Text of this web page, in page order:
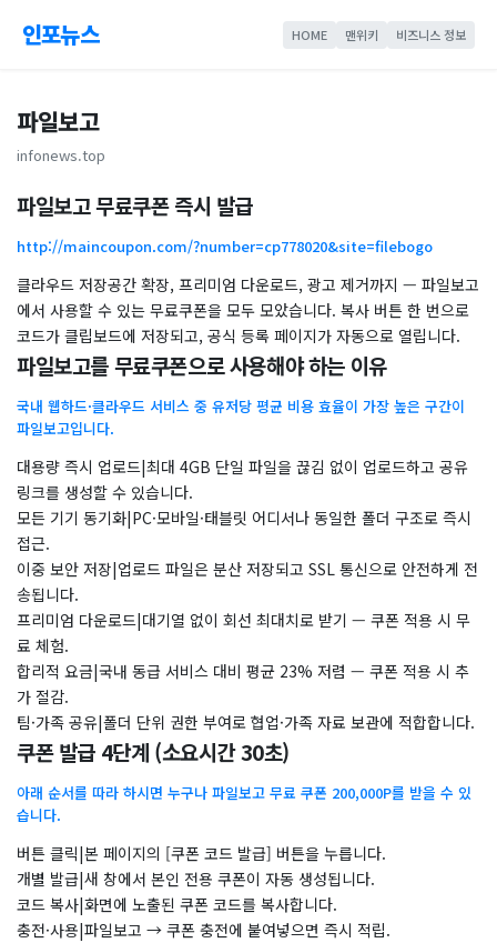
인포뉴스 HOME 맨위키 비즈니스 정보
파일보고
infonews.top
파일보고 무료쿠폰 즉시 발급
http://maincoupon.com/?number=cp778020&site=filebogo
클라우드 저장공간 확장, 프리미엄 다운로드, 광고 제거까지 — 파일보고
에서 사용할 수 있는 무료쿠폰을 모두 모았습니다. 복사 버튼 한 번으로
코드가 클립보드에 저장되고, 공식 등록 페이지가 자동으로 열립니다.
파일보고를 무료쿠폰으로 사용해야 하는 이유
국내 웹하드·클라우드 서비스 중 유저당 평균 비용 효율이 가장 높은 구간이
파일보고입니다.
대용량 즉시 업로드|최대 4GB 단일 파일을 끊김 없이 업로드하고 공유
링크를 생성할 수 있습니다.
모든 기기 동기화|PC·모바일·태블릿 어디서나 동일한 폴더 구조로 즉시
접근.
이중 보안 저장|업로드 파일은 분산 저장되고 SSL 통신으로 안전하게 전
송됩니다.
프리미엄 다운로드|대기열 없이 회선 최대치로 받기 — 쿠폰 적용 시 무
료 체험.
합리적 요금|국내 동급 서비스 대비 평균 23% 저렴 — 쿠폰 적용 시 추
가 절감.
팀·가족 공유|폴더 단위 권한 부여로 협업·가족 자료 보관에 적합합니다.
쿠폰 발급 4단계 (소요시간 30초)
아래 순서를 따라 하시면 누구나 파일보고 무료 쿠폰 200,000P를 받을 수 있
습니다.
버튼 클릭|본 페이지의 [쿠폰 코드 발급] 버튼을 누릅니다.
개별 발급|새 창에서 본인 전용 쿠폰이 자동 생성됩니다.
코드 복사|화면에 노출된 쿠폰 코드를 복사합니다.
충전·사용|파일보고 → 쿠폰 충전에 붙여넣으면 즉시 적립.